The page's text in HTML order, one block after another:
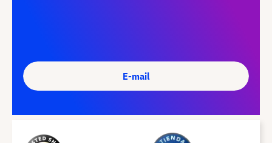
E-mail